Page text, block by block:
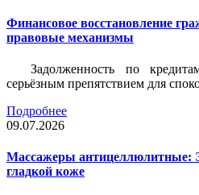
Финансовое восстановление
правовые механизмы
Задолженность по
серьёзным препятствием для
Подробнее
09.07.2026
Массажеры антицеллюлитные:
гладкой коже